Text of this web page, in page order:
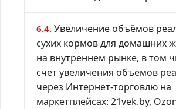
6.4. Увеличение объёмов
сухих кормов для домашних
на внутреннем рынке, в том
счет увеличения объёмов
через Интернет-торговлю на
маркетплейсах: 21vek.by,